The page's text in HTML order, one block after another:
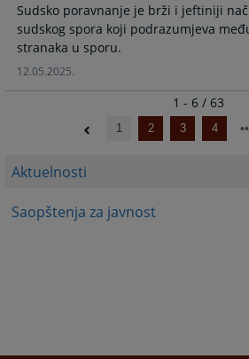
Aktuelnosti
Saopštenja za javnost
Sudsko poravnanje je brži i jeftiniji
sudskog spora koji podrazumjeva
stranaka u sporu.
12.05.2025.
1 - 6 / 63
1 2 3 4